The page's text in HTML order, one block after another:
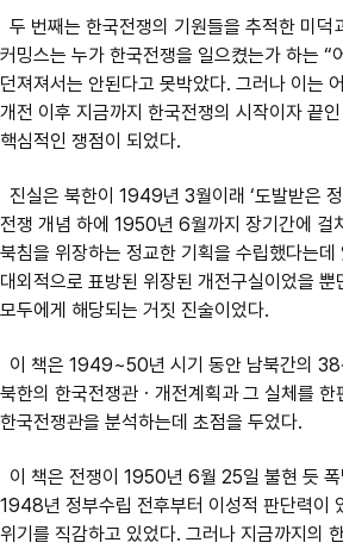
두 번째는 한국전쟁의 기원들을 추적한 미덕
커밍스는 누가 한국전쟁을 일으켰는가 하는 “
던져져서는 안된다고 못박았다. 그러나 이는
개전 이후 지금까지 한국전쟁의 시작이자 끝
핵심적인 쟁점이 되었다.
진실은 북한이 1949년 3월이래 ‘도발받은
전쟁 개념 하에 1950년 6월까지 장기간에 걸
북침을 위장하는 정교한 기획을 수립했다는데
대외적으로 표방된 위장된 개전구실이었을 뿐
모두에게 해당되는 거짓 진술이었다.
이 책은 1949~50년 시기 동안 남북간의 38
북한의 한국전쟁관ㆍ개전계획과 그 실체를 한
한국전쟁관을 분석하는데 초점을 두었다.
이 책은 전쟁이 1950년 6월 25일 불현 듯
1948년 정부수립 전후부터 이성적 판단력이
위기를 직감하고 있었다. 그러나 지금까지의